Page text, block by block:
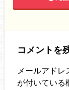
コメントを
メールアドレ
が付いている